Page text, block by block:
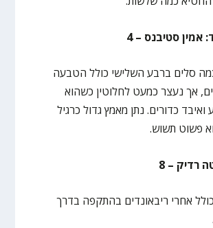
אמין סטיבנס – 4
סלים ברבע השלישי כולל הטבעה
אך נעצר כמעט לחלוטין כשהוא
כדורים. נתן מאמץ גדול כרגיל
פשוט תשוש.
רדיק – 8
אחרי ריבאונדים בהתקפה בדרך